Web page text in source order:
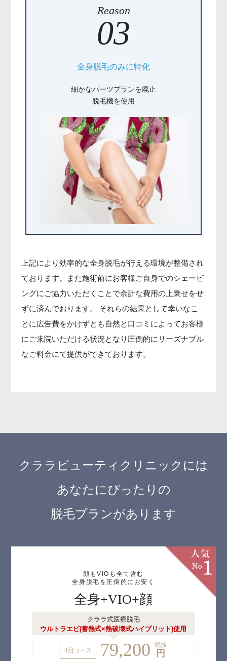
Reason
03
全身脱毛のみに特化
細かなパーツプランを廃止
脱毛機を使用
上記により効率的な全身脱毛が行える環境が整備され
ております。また施術前にお客様ご自身でのシェービ
ングにご協力いただくことで余計な費用の上乗せをせ
ずに済んでおります。 それらの結果として幸いなこ
とに広告費をかけずとも自然と口コミによってお客様
にご来院いただける状況となり圧倒的にリーズナブル
なご料金にて提供ができております。
クララビューティクリニックには
あなたにぴったりの
脱毛プランがあります
顔もVIOも全て含む
全身脱毛を圧倒的にお安く
全身+VIO+顔
クララ式医療脱毛
ウルトラエピ(蓄熱式×熱破壊式ハイブリット)使用
4回コース 79,200 税抜
円